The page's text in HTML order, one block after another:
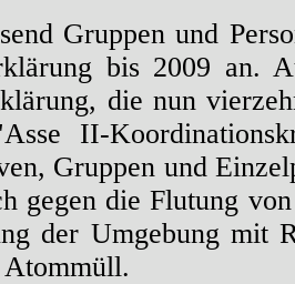
Gruppen und
bis 2009 an.
die nun
II-
Gruppen und
gegen die Flutung
der Umgebung mit
Atommüll.